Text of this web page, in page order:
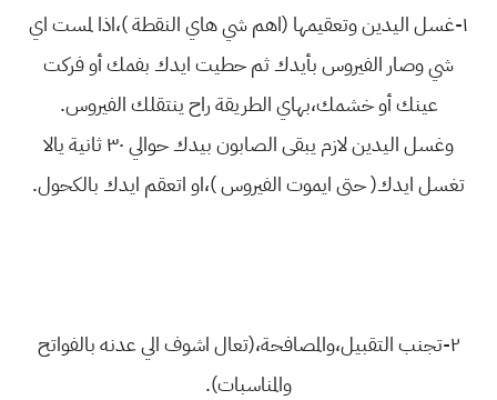
١-غسل اليدين وتعقيمها (اهم شي هاي النقطة )،اذا لمست اي
شي وصار الفيروس بأيدك ثم حطيت ايدك بفمك أو فركت
عينك أو خشمك،بهاي الطريقة راح ينتقلك الفيروس.
وغسل اليدين لازم يبقى الصابون بيدك حوالي ٣٠ ثانية يالا
تغسل ايدك( حتى ايموت الفيروس )،او اتعقم ايدك بالكحول.
٢-تجنب التقبيل،والمصافحة،(تعال اشوف الي عدنه بالفواتح
والمناسبات).